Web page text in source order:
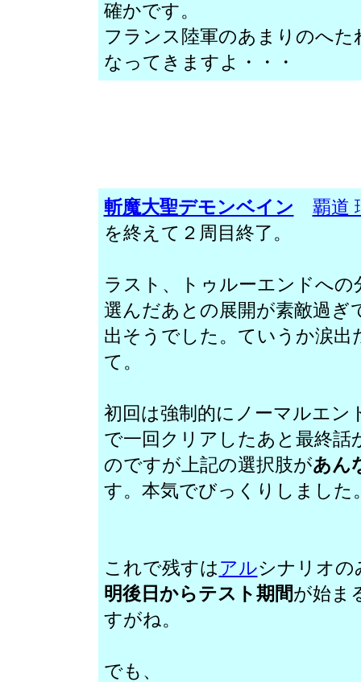
確かです。
フランス陸軍のあまりのへ
なってきますよ・・・
斬魔大聖デモンベイン
覇道
を終えて２周目終了。
ラスト、トゥルーエンドへの
選んだあとの展開が素敵過ぎ
出そうでした。ていうか涙出
て。
初回は強制的にノーマルエ
で一回クリアしたあと最終話
のですが上記の選択肢があん
す。本気でびっくりしました
これで残すはアルシナリオの
明後日からテスト期間が始ま
すがね。
でも、